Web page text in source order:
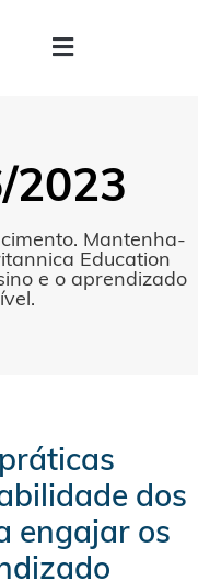
2023
Mantenha-
Education
e o aprendizado
dos
engajar os